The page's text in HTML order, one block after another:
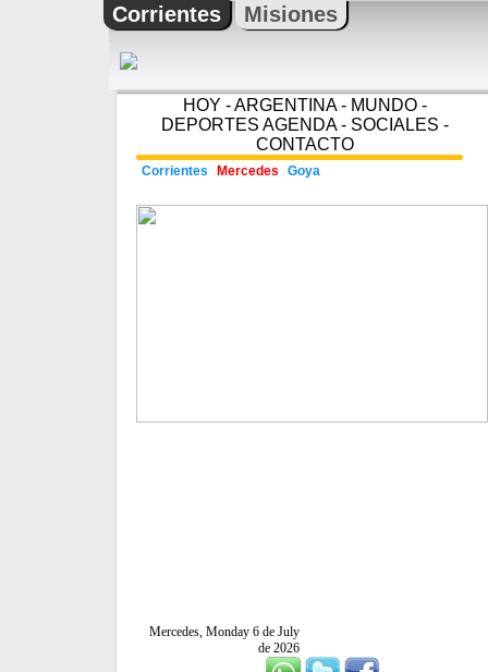
Corrientes Misiones
HOY -ARGENTINA- MUNDO -
DEPORTES AGENDA- SOCIALES -
CONTACTO
Corrientes Mercedes Goya
Mercedes, Monday 6 de July
de 2026